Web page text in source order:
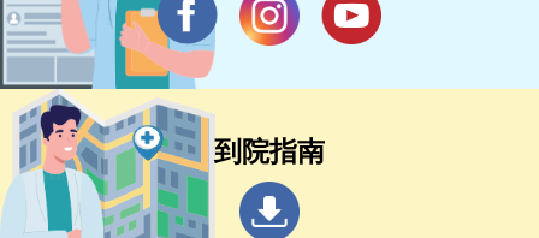
到院指南